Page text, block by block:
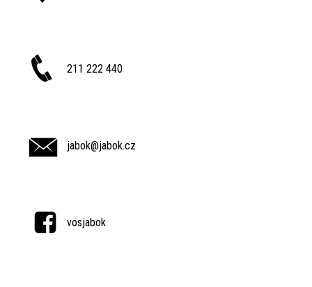
211 222 440
jabok@jabok.cz
vosjabok